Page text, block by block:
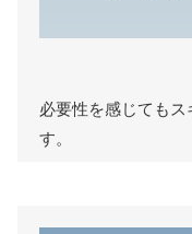
必要性を感じても
す。